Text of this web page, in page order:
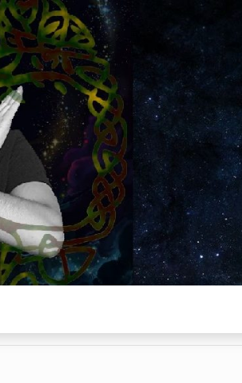
critiques de films